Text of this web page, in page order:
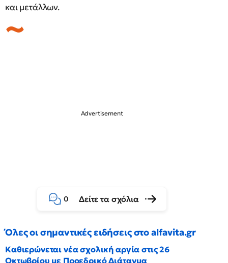
και μετάλλων.
0 Δείτε τα σχόλια
Όλες οι σημαντικές ειδήσεις στο alfavita.gr
Καθιερώνεται νέα σχολική αργία στις 26
Οκτωβρίου με Προεδρικό Διάταγμα